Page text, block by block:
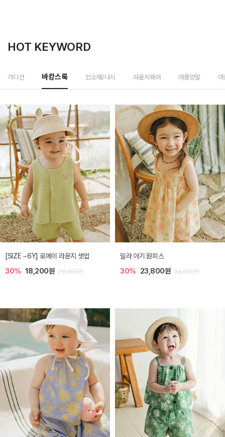
HOT KEYWORD
가디건 바캉스룩 민소매/나시 라운지웨어 여름양말
엘리오 아기 블라우스
40% 16,200원
엘로디 니트 아기 뷔스티에
40% 16,200원